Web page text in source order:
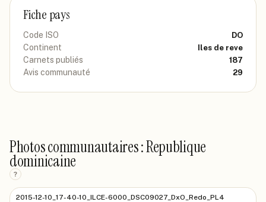
Fiche pays
Code ISO DO
Continent Iles de reve
Carnets publiés 187
Avis communauté 29
Photos communautaires : Republique
dominicaine
?
2015-12-10_17-40-10_ILCE-6000_DSC09027_DxO_Redo_PL4